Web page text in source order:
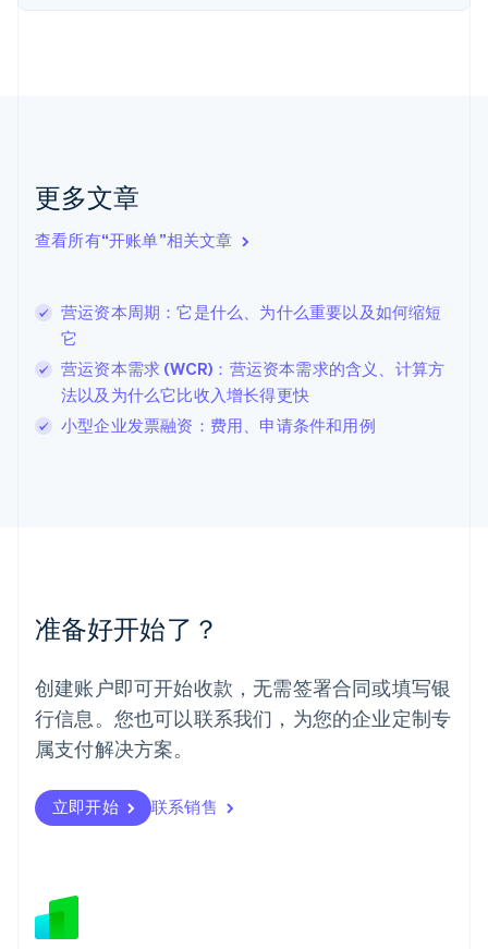
更多文章
查看所有“开账单”相关文章
营运资本周期：它是什么、为什么重要以及如何缩短
它
营运资本需求 (WCR)：营运资本需求的含义、计算方
法以及为什么它比收入增长得更快
小型企业发票融资：费用、申请条件和用例
准备好开始了？
创建账户即可开始收款，无需签署合同或填写银
行信息。您也可以联系我们，为您的企业定制专
属支付解决方案。
立即开始 联系销售
芬兰
克罗地亚
EnglishItaliano
拉脱维亚
English
列支敦士登
Deutsch
卢森堡
FrançaisDeutsch
罗马尼亚
English
挪威
葡萄牙
Português English
日本
日本語English
瑞典
瑞士
DeutschFrançais
斯洛伐克
斯洛文尼亚